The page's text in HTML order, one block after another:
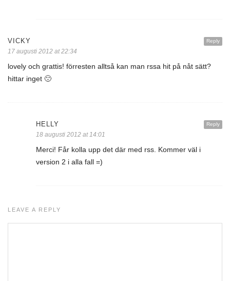
Reply
VICKY
17 augusti 2012 at 22:34
lovely och grattis! förresten alltså kan man rssa hit på nåt sätt?
hittar inget 🙁
Reply
HELLY
18 augusti 2012 at 14:01
Merci! Får kolla upp det där med rss. Kommer väl i
version 2 i alla fall =)
LEAVE A REPLY